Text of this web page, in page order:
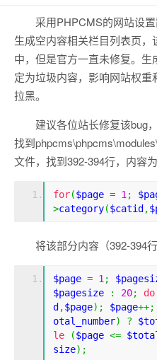
采用PHPCMS的网站设
生成空内容相关栏目列表页
中，但是官方一直未修复。
定为垃圾内容，影响网站权
拉黑。
建议各位站长修复该bug
找到
文件，找到392-394行，内容为
for($page = 1 ;
>category($catid ,
将该部分内容（392-394
$page = 1 ;
$pagesize
: 20; do
d ,$page); $page++;
otal_number) ?
le
($page <=
size);